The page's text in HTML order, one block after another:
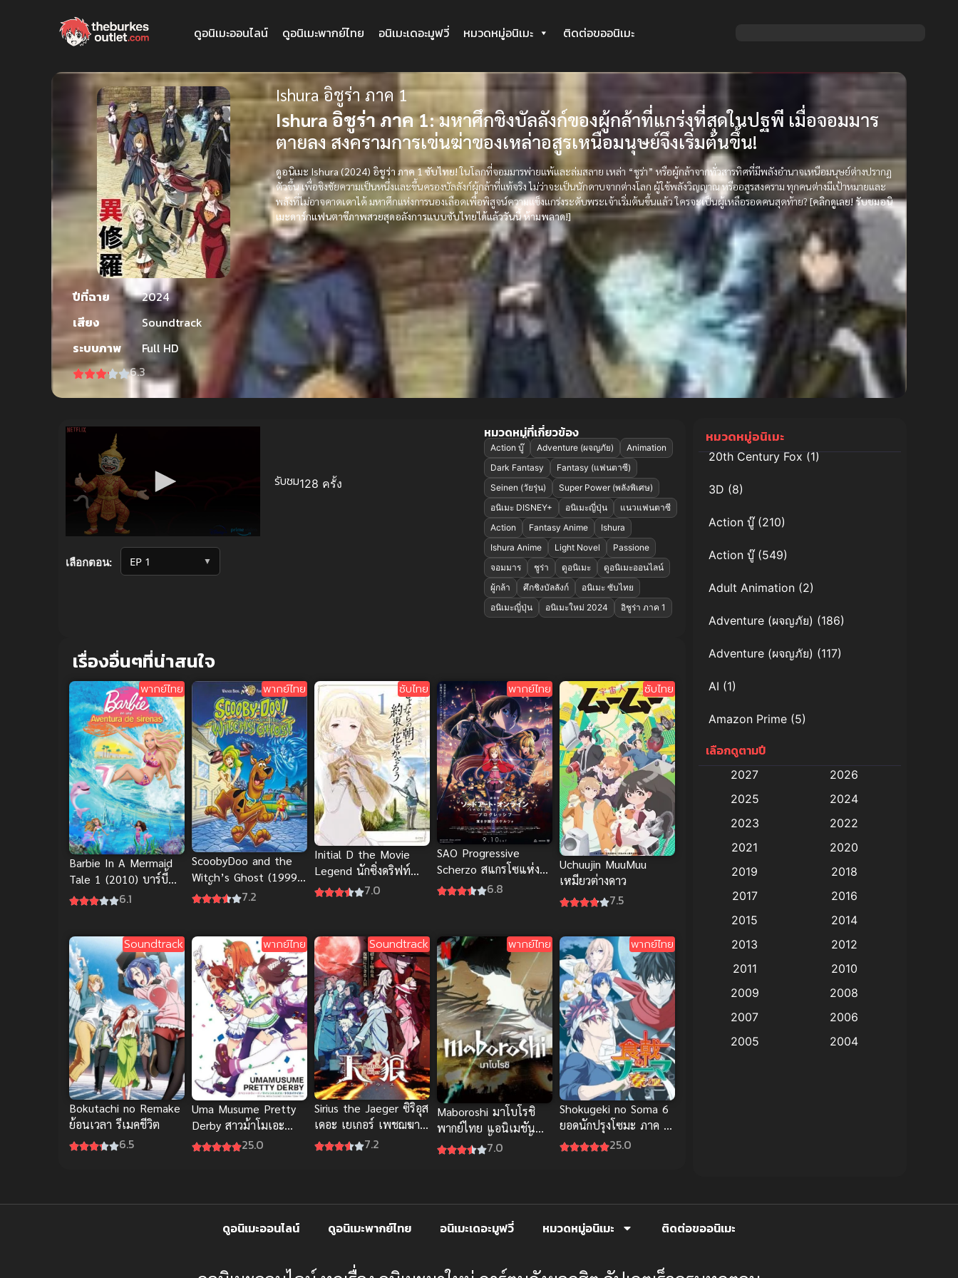
ดูอนิเมะออนไลน์ ดูอนิเมะพากย์ไทย อนิเมะเดอะมูฟวี่ หมวดหมู่อนิเมะ ติดต่อขออนิเมะ
ปีที่ฉาย
2024
เสียง
Soundtrack
ระบบภาพ
Full HD
6.3
Ishura อิชูร่า ภาค 1
Ishura อิชูร่า ภาค 1:มหาศึกชิงบัลลังก์ของผู้กล้าที่แกร่งที่สุดในปฐพี เมื่อจอมมาร
ตายลง สงครามการเข่นฆ่าของเหล่าอสูรเหนือมนุษย์จึงเริ่มต้นขึ้น!
ดูอนิเมะ Ishura (2024) อิชูร่า ภาค 1 ซับไทย!ในโลกที่จอมมารพ่ายแพ้และล่มสลาย เหล่า “ชูร่า” หรือผู้กล้าจากทั่วสารทิศที่มีพลังอำนาจเหนือมนุษย์ต่างปรากฏ
ตัวขึ้น เพื่อชิงชัยความเป็นหนึ่งและขึ้นครองบัลลังก์ผู้กล้าที่แท้จริง ไม่ว่าจะเป็นนักดาบจากต่างโลก ผู้ใช้พลังวิญญาณ หรืออสูรสงคราม ทุกคนต่างมีเป้าหมายและ
พลังที่ไม่อาจคาดเดาได้ มหาศึกแห่งการนองเลือดเพื่อพิสูจน์ความแข็งแกร่งระดับพระเจ้าเริ่มต้นขึ้นแล้ว ใครจะเป็นผู้เหลือรอดคนสุดท้าย?[คลิกดูเลย! รับชมอนิ
เมะดาร์กแฟนตาซีภาพสวยสุดอลังการแบบซับไทยได้แล้ววันนี้ ห้ามพลาด!]
เลือกตอน: ▼
รับชม128 ครั้ง
หมวดหมู่ที่เกี่ยวข้อง
Action บู๊ Adventure (ผจญภัย)
Animation
Dark Fantasy
Fantasy (แฟนตาซี)
Seinen (วัยรุ่น)
Super Power (พลังพิเศษ)
อนิเมะ DISNEY+
อนิเมะญี่ปุ่น
แนวแฟนตาซี
Action
Fantasy Anime
Ishura
Ishura Anime
Light Novel
Passione
จอมมาร
ชูร่า ดูอนิเมะ
ดูอนิเมะออนไลน์
ผู้กล้า
ศึกชิงบัลลังก์
อนิเมะ ซับไทย
อนิเมะญี่ปุ่น
อนิเมะใหม่ 2024 อิชูร่า ภาค 1
เรื่องอื่นๆที่น่าสนใจ
พากย์ไทย
Barbie In A Mermaid
Tale 1 (2010) บาร์บี้
เงือกน้อยผู้น่ารัก 1 พากย์
6.1
พากย์ไทย
ScoobyDoo and the
Witch’s Ghost (1999)
สคูบี้ดู ผจญแม่มดปีศาจ
7.2
ซับไทย
Initial D the Movie
Legend นักซิ่งดริฟท์
สายฟ้า ซับไทย
7.0
พากย์ไทย
SAO Progressive
Scherzo สแกรโซแห่ง
สนธยาโศก พากย์ไทย อ
6.8
ซับไทย
Uchuujin MuuMuu
เหมียวต่างดาว
7.5
Soundtrack
Bokutachi no Remake
ย้อนเวลา รีเมคชีวิต
6.5
พากย์ไทย
Uma Musume Pretty
Derby สาวม้าโมเอะ
ภาค 1 ซับไทย
25.0
Soundtrack
Sirius the Jaeger ซิริอุส
เดอะ เยเกอร์ เพชฌฆาต
ล่าแวมไพร์7.2
พากย์ไทย
Maboroshi มาโบโรชิ
พากย์ไทย แอนิเมชัน
ภาพสวย เนื้อหาลึกซึ้ง
7.0
พากย์ไทย
Shokugeki no Soma 6
ยอดนักปรุงโซมะ ภาค 6
ซับไทย
25.0
หมวดหมู่อนิเมะ
20th Century Fox(1)
3D (8)
Action บู๊(210)
Action บู๊(549)
Adult Animation (2)
Adventure (ผจญภัย) (186)
Adventure (ผจญภัย) (117)
AI (1)
Amazon Prime (5)
Anal (ประตูหลัง)
Animation การ์ตูน
Animation อนิเมะ
Animation แอนิเมชัน (19)
anime(9)
Big tits (นมใหญ่)
Bitch (ผู้หญิงร่าน)
เลือกดูตามปี
2027
2026
2025
2024
2023
2022
2021
2020
2019
2018
2017
2016
2015
2014
2013
2012
2011
2010
2009
2008
2007
2006
2005
2004
1987
ดูอนิเมะออนไลน์ ดูอนิเมะพากย์ไทย อนิเมะเดอะมูฟวี่ หมวดหมู่อนิเมะ ติดต่อขออนิเมะ